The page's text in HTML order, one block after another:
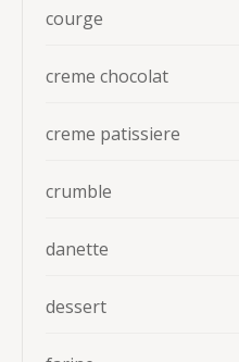
courge
creme chocolat
creme patissiere
crumble
danette
dessert